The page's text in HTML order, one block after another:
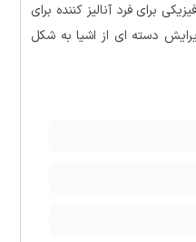
برای فرد آنالیز کننده برای
دسته ای از اشیا به شکل